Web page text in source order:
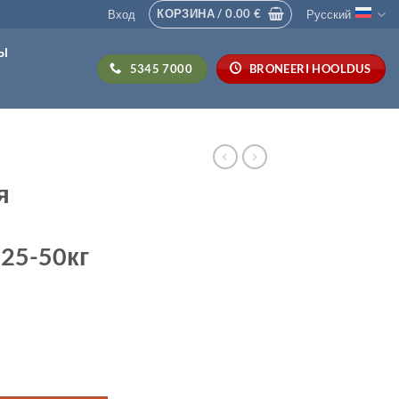
Вход КОРЗИНА /0.00€ Русский
5345 7000
BRONEERI HOOLDUS
50кг